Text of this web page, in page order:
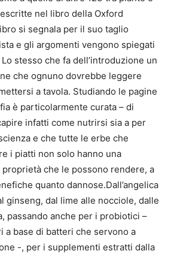
nel libro della Oxford
si segnala per il suo taglio
e gli argomenti vengono spiegati
stesso che fa dell’introduzione un
che ognuno dovrebbe leggere
a tavola. Studiando le pagine
è particolarmente curata – di
infatti come nutrirsi sia a per
e che tutte le erbe che
i piatti non solo hanno una
che le possono rendere, a
quanto dannose.Dall’angelica
ginseng, dal lime alle nocciole, dalle
passando anche per i probiotici –
a base di batteri che servono a
-, per i supplementi estratti dalla